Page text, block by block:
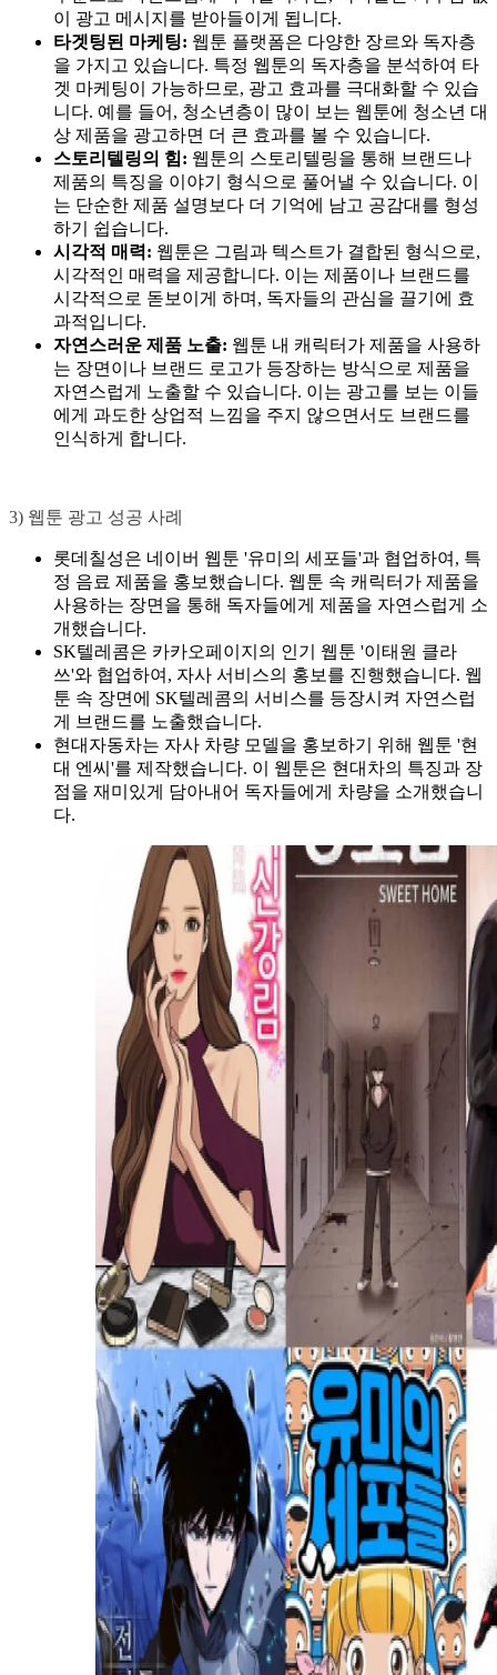
이 광고 메시지를 받아들이게 됩니다.
타겟팅된 마케팅: 웹툰 플랫폼은 다양한 장르와 독자층
을 가지고 있습니다. 특정 웹툰의 독자층을 분석하여 타
겟 마케팅이 가능하므로, 광고 효과를 극대화할 수 있습
니다. 예를 들어, 청소년층이 많이 보는 웹툰에 청소년 대
상 제품을 광고하면 더 큰 효과를 볼 수 있습니다.
스토리텔링의 힘: 웹툰의 스토리텔링을 통해 브랜드나
제품의 특징을 이야기 형식으로 풀어낼 수 있습니다. 이
는 단순한 제품 설명보다 더 기억에 남고 공감대를 형성
하기 쉽습니다.
시각적 매력: 웹툰은 그림과 텍스트가 결합된 형식으로,
시각적인 매력을 제공합니다. 이는 제품이나 브랜드를
시각적으로 돋보이게 하며, 독자들의 관심을 끌기에 효
과적입니다.
자연스러운 제품 노출: 웹툰 내 캐릭터가 제품을 사용하
는 장면이나 브랜드 로고가 등장하는 방식으로 제품을
자연스럽게 노출할 수 있습니다. 이는 광고를 보는 이들
에게 과도한 상업적 느낌을 주지 않으면서도 브랜드를
인식하게 합니다.
3) 웹툰 광고 성공 사례
롯데칠성은 네이버 웹툰 '유미의 세포들'과 협업하여, 특
정 음료 제품을 홍보했습니다. 웹툰 속 캐릭터가 제품을
사용하는 장면을 통해 독자들에게 제품을 자연스럽게 소
개했습니다.
SK텔레콤은 카카오페이지의 인기 웹툰 '이태원 클라
쓰'와 협업하여, 자사 서비스의 홍보를 진행했습니다. 웹
툰 속 장면에 SK텔레콤의 서비스를 등장시켜 자연스럽
게 브랜드를 노출했습니다.
현대자동차는 자사 차량 모델을 홍보하기 위해 웹툰 '현
대 엔씨'를 제작했습니다. 이 웹툰은 현대차의 특징과 장
점을 재미있게 담아내어 독자들에게 차량을 소개했습니
다.